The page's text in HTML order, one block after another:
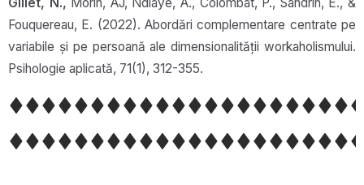
Fouquereau, E. (2022). Abordări complementare centrate pe
variabile și pe persoană ale dimensionalității workaholismului.
Psihologie aplicată, 71(1), 312-355.